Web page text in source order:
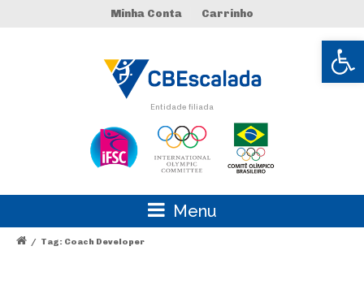
Abrir
Minha Conta Carrinho
Entidade filiada
Menu
/ Tag: Coach Developer